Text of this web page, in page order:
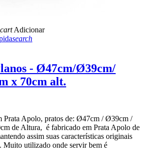
Adicionar
search
- Ø47cm/Ø39cm/
x 70cm alt.
Prata Apolo, pratos de: Ø47cm / Ø39cm /
de Altura, é fabricado em Prata Apolo de
assim suas características originais
Muito utilizado onde servir bem é